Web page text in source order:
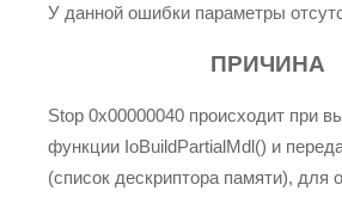
У данной ошибки параметры
ПРИЧИНА
Stop 0x00000040 происходит при
функции IoBuildPartialMdl() и
(список дескриптора памяти), для